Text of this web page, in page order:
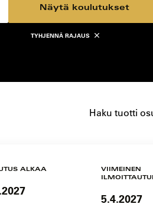
TYHJENNÄ RAJAUS
Näytä koulutukset
Haku tuotti
ALKAA
VIIMEINEN
5.4.2027